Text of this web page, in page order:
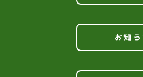
お知ら